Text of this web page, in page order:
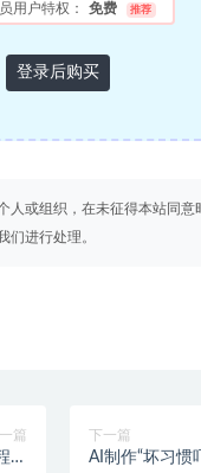
用户特权： 免费 推荐
登录后购买
或组织，在未征得本站同
们进行处理。
一篇
来
下一篇
AI制作“坏习惯